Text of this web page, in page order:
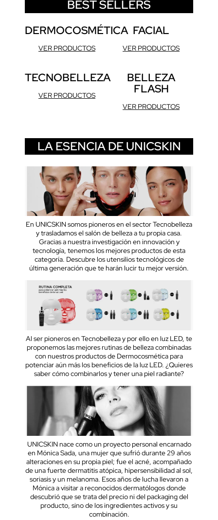
BEST SELLERS
DERMOCOSMÉTICA
VER PRODUCTOS
FACIAL
VER PRODUCTOS
TECNOBELLEZA
VER PRODUCTOS
BELLEZA
FLASH
VER PRODUCTOS
LA ESENCIA DE UNICSKIN
En UNICSKIN somos pioneros en el sector Tecnobelleza
y trasladamos el salón de belleza a tu propia casa.
Gracias a nuestra investigación en innovación y
tecnología, tenemos los mejores productos de esta
categoría. Descubre los utensilios tecnológicos de
última generación que te harán lucir tu mejor versión.
Al ser pioneros en Tecnobelleza y por ello en luz LED, te
proponemos las mejores rutinas de belleza combinadas
con nuestros productos de Dermocosmética para
potenciar aún más los beneficios de la luz LED. ¿Quieres
saber cómo combinarlos y tener una piel radiante?
UNICSKIN nace como un proyecto personal encarnado
en Mónica Sada, una mujer que sufrió durante 29 años
alteraciones en su propia piel; fue el acné, acompañado
de una fuerte dermatitis atópica, hipersensibilidad al sol,
soriasis y un melanoma. Esos años de lucha llevaron a
Mónica a visitar a reconocidos dermatólogos donde
descubrió que se trata del precio ni del packaging del
producto, sino de los ingredientes activos y su
combinación.